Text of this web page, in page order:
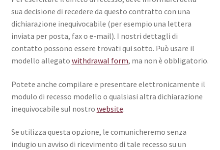
sua decisione di recedere da questo contratto con una
dichiarazione inequivocabile (per esempio una lettera
inviata per posta, fax o e-mail). I nostri dettagli di
contatto possono essere trovati qui sotto. Può usare il
modello allegato withdrawal form, ma non è obbligatorio.
Potete anche compilare e presentare elettronicamente il
modulo di recesso modello o qualsiasi altra dichiarazione
inequivocabile sul nostro website.
Se utilizza questa opzione, le comunicheremo senza
indugio un avviso di ricevimento di tale recesso su un